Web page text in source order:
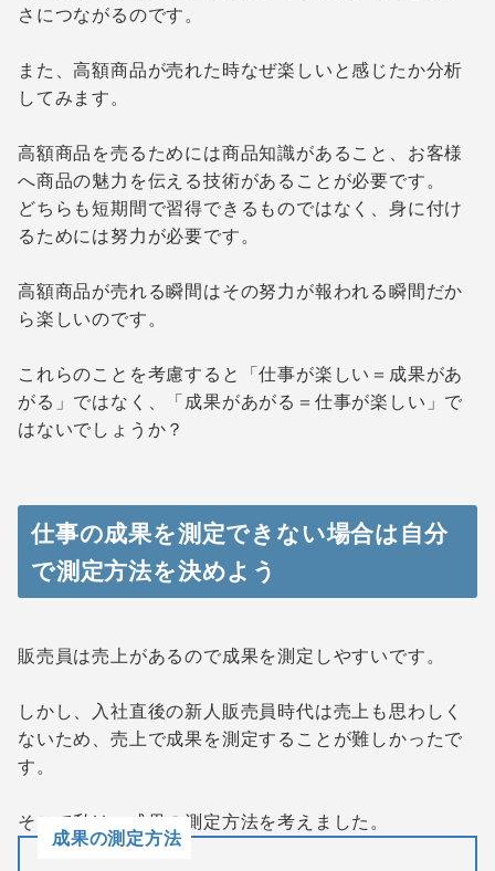
さにつながるのです。
また、高額商品が売れた時なぜ楽しいと感じたか分析
してみます。
高額商品を売るためには商品知識があること、お客様
へ商品の魅力を伝える技術があることが必要です。
どちらも短期間で習得できるものではなく、身に付け
るためには努力が必要です。
高額商品が売れる瞬間はその努力が報われる瞬間だか
ら楽しいのです。
これらのことを考慮すると「仕事が楽しい＝成果があ
がる」ではなく、「成果があがる＝仕事が楽しい」で
はないでしょうか？
仕事の成果を測定できない場合は自分
で測定方法を決めよう
販売員は売上があるので成果を測定しやすいです。
しかし、入社直後の新人販売員時代は売上も思わしく
ないため、売上で成果を測定することが難しかったで
す。
そこで私は、成果の測定方法を考えました。
成果の測定方法